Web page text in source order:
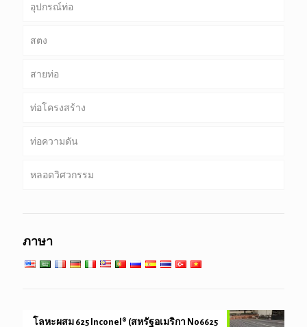
อุปกรณ์ท่อ
สตง
ท่อ & เคส
เจาะท่อ
เจาะท่อน้ำหนักหนัก & เจาะคอ
สายท่อ
ท่อที่พบบ่อย
บริการพิเศษและการเคลือบ & ท่อเรียงราย
ท่อโครงสร้าง
กลม, สแควร์ & ท่อสี่เหลี่ยม
ท่อชุบสังกะสี
ท่อความดัน
หม้อไอน้ำ, แลกเปลี่ยนความร้อน, คอนเดนเซอร์ & หลอด
หลอดวิศวกรรม
วิศวกรรมและความแม่นยำหลอด
ภาษา
โลหะผสม 625 Inconel® (สหรัฐอเมริกา N06625